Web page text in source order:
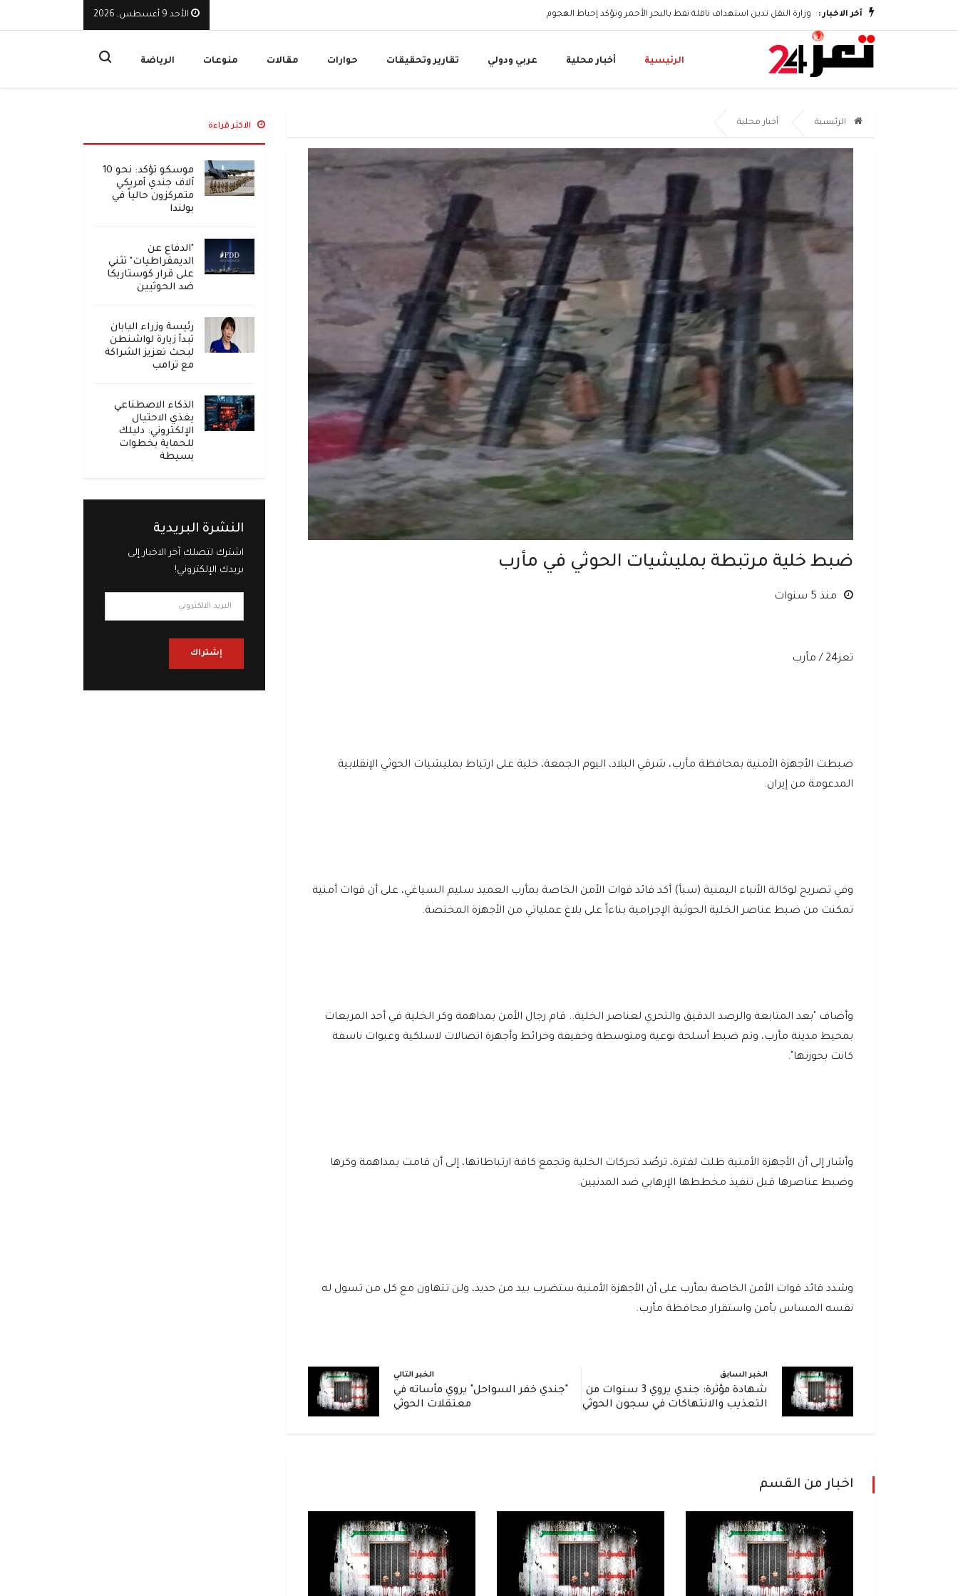
آخر الاخبار : وزارة النقل تدين استهداف ناقلة نفط بالبحر الأحمر وتؤكد إحباط الهجوم وزارة المياه: المقاومة الوطنية أحبطت هجوماً حوثياً يهدد البحر الأحمر بكارثة بيئية
الأحد 9 أغسطس, 2026
الرئيسية أخبار محلية عربي ودولي تقارير وتحقيقات حوارات مقالات منوعات الرياضة
الرئيسية أخبار محلية
ضبط خلية مرتبطة بمليشيات الحوثي في مأرب
منذ 5 سنوات
تعز24 / مأرب
ضبطت الأجهزة الأمنية بمحافظة مأرب، شرقي البلاد، اليوم الجمعة، خلية على ارتباط بمليشيات الحوثي الإنقلابية
المدعومة من إيران.
وفي تصريح لوكالة الأنباء اليمنية (سبأ) أكد قائد قوات الأمن الخاصة بمأرب العميد سليم السياغي، على أن قوات أمنية
تمكنت من ضبط عناصر الخلية الحوثية الإجرامية بناءاً على بلاغ عملياتي من الأجهزة المختصة.
وأضاف "بعد المتابعة والرصد الدقيق والتحري لعناصر الخلية.. قام رجال الأمن بمداهمة وكر الخلية في أحد المربعات
بمحيط مدينة مأرب، وتم ضبط أسلحة نوعية ومتوسطة وخفيفة وخرائط وأجهزة اتصالات لاسلكية وعبوات ناسفة
كانت بحوزتها".
وأشار إلى أن الأجهزة الأمنية ظلت لفترة، ترصُد تحركات الخلية وتجمع كافة ارتباطاتها، إلى أن قامت بمداهمة وكرها
وضبط عناصرها قبل تنفيذ مخططها الإرهابي ضد المدنيين.
وشدد قائد قوات الأمن الخاصة بمأرب على أن الأجهزة الأمنية ستضرب بيد من حديد، ولن تتهاون مع كل من تسول له
نفسه المساس بأمن واستقرار محافظة مأرب.
الخبر السابق
شهادة مؤثرة: جندي يروي 3 سنوات من
التعذيب والانتهاكات في سجون الحوثي
الخبر التالي
"جندي خفر السواحل" يروي مأساته في
معتقلات الحوثي
اخبار من القسم
الاكثر قراءة
موسكو تؤكد: نحو 10
آلاف جندي أمريكي
متمركزون حالياً في
بولندا
"الدفاع عن
الديمقراطيات" تثني
على قرار كوستاريكا
ضد الحوثيين
رئيسة وزراء اليابان
تبدأ زيارة لواشنطن
لبحث تعزيز الشراكة
مع ترامب
الذكاء الاصطناعي
يغذي الاحتيال
الإلكتروني: دليلك
للحماية بخطوات
بسيطة
النشرة البريدية
اشترك لتصلك آخر الاخبار إلى
بريدك الإلكتروني!
إشتراك